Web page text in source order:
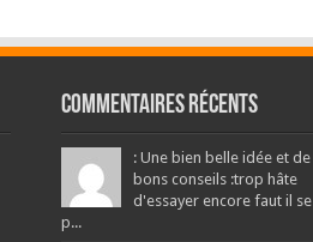
Commentaires récents
: Une bien belle idée et de
bons conseils :trop hâte
d'essayer encore faut il se
p...